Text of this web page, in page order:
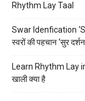
Rhythm Lay Taal
Swar Idenfication
स्वरों की पहचान ‘सुर
Learn Rhythm Lay
खाली क्या है